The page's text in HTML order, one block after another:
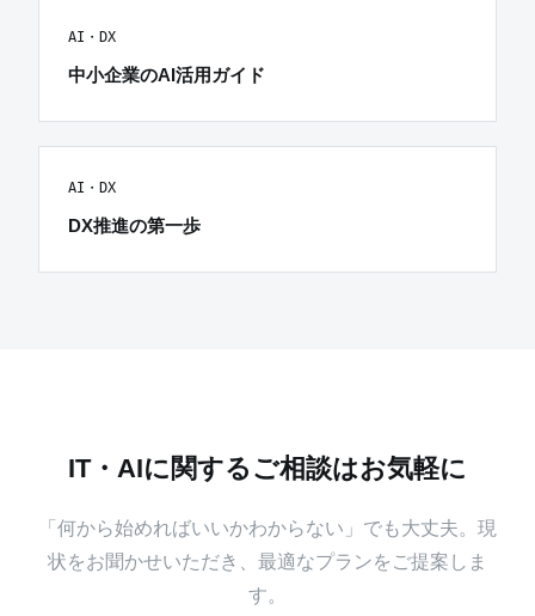
AI・DX
中小企業のAI活用ガイド
AI・DX
DX推進の第一歩
IT・AIに関するご相談はお気軽に
「何から始めればいいかわからない」でも大丈夫。現
状をお聞かせいただき、最適なプランをご提案しま
す。